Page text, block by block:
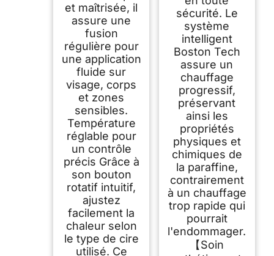
et maîtrisée, il
assure une
fusion
régulière pour
une application
fluide sur
visage, corps
et zones
sensibles.
Température
réglable pour
un contrôle
précis Grâce à
son bouton
rotatif intuitif,
ajustez
facilement la
chaleur selon
le type de cire
utilisé. Ce
sécurité. Le
système
intelligent
Boston Tech
assure un
chauffage
progressif,
préservant
ainsi les
propriétés
physiques et
chimiques de
la paraffine,
contrairement
à un chauffage
trop rapide qui
pourrait
l'endommager.
【Soin